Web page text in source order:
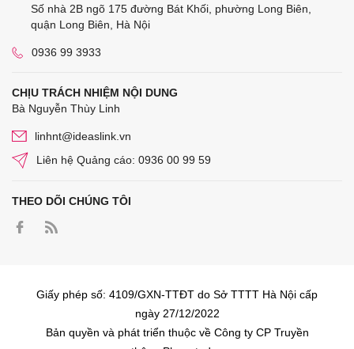
Số nhà 2B ngõ 175 đường Bát Khối, phường Long Biên,
quận Long Biên, Hà Nội
0936 99 3933
CHỊU TRÁCH NHIỆM NỘI DUNG
Bà Nguyễn Thùy Linh
linhnt@ideaslink.vn
Liên hệ Quảng cáo: 0936 00 99 59
THEO DÕI CHÚNG TÔI
Giấy phép số: 4109/GXN-TTĐT do Sở TTTT Hà Nội cấp
ngày 27/12/2022
Bản quyền và phát triển thuộc về Công ty CP Truyền